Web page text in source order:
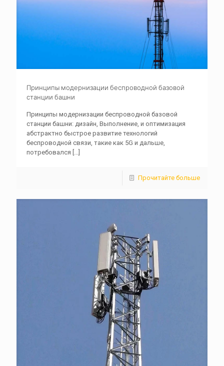
Принципы модернизации беспроводной базовой
станции башни
Принципы модернизации беспроводной базовой
станции башни: дизайн, Выполнение, и оптимизация
абстрактно быстрое развитие технологий
беспроводной связи, такие как 5G и дальше,
потребовался [...]
Прочитайте больше